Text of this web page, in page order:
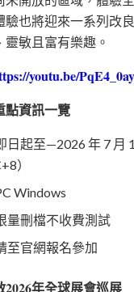
驗也將迎來一系列改
敏且富有樂趣。
youtu.be/
點資訊一覽
日起至—2026 年 7 月
）
Windows
量刪檔不收費測試
至官網報名參加
2026年全球展會巡展